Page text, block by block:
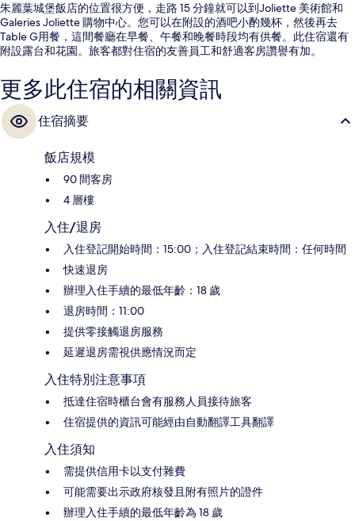
朱麗葉城堡飯店的位置很方便，走路 15 分鐘就可以到Joliette 美術館和
Galeries Joliette 購物中心。您可以在附設的酒吧小酌幾杯，然後再去
Table G用餐，這間餐廳在早餐、午餐和晚餐時段均有供餐。此住宿還有
附設露台和花園。旅客都對住宿的友善員工和舒適客房讚譽有加。
更多此住宿的相關資訊
住宿摘要
飯店規模
90 間客房
4 層樓
入住/退房
入住登記開始時間：15:00；入住登記結束時間：任何時間
快速退房
辦理入住手續的最低年齡：18 歲
退房時間：11:00
提供零接觸退房服務
延遲退房需視供應情況而定
入住特別注意事項
抵達住宿時櫃台會有服務人員接待旅客
住宿提供的資訊可能經由自動翻譯工具翻譯
入住須知
需提供信用卡以支付雜費
可能需要出示政府核發且附有照片的證件
辦理入住手續的最低年齡為 18 歲